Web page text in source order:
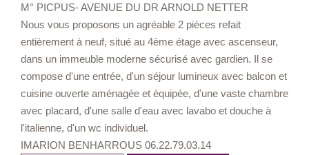
M° PICPUS- AVENUE DU DR ARNOLD NETTER
Nous vous proposons un agréable 2 pièces refait
entièrement à neuf, situé au 4ème étage avec ascenseur,
dans un immeuble moderne sécurisé avec gardien. Il se
compose d'une entrée, d'un séjour lumineux avec balcon et
cuisine ouverte aménagée et équipée, d'une vaste chambre
avec placard, d'une salle d'eau avec lavabo et douche à
l'italienne, d'un wc individuel.
IMARION BENHARROUS 06.22.79.03.14